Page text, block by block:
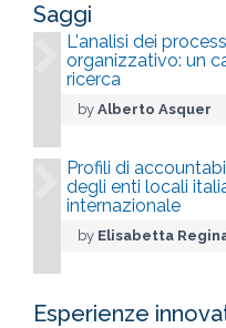
Saggi
L'analisi dei
organizzativo: un
ricerca
by Alberto Asquer
Profili di
degli enti locali
internazionale
by Elisabetta
Esperienze